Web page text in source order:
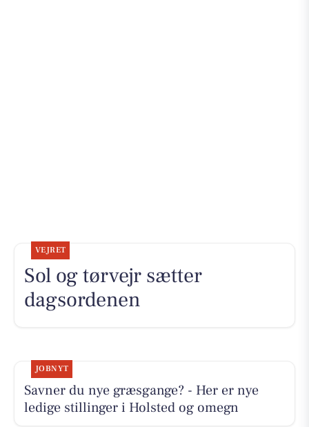
VEJRET
Sol og tørvejr sætter
dagsordenen
JOBNYT
Savner du nye græsgange? - Her er nye
ledige stillinger i Holsted og omegn